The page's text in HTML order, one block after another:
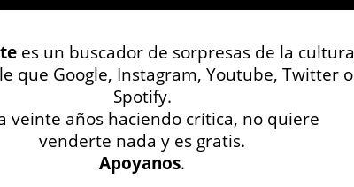
a su propio
Todo es relativo. Pero esto
TEATRO
Rafael Spregelburd
1 SEP, 2008
OP N° 15
es un buscador de sorpresas de la cultura
que Google, Instagram, Youtube, Twitter o
Spotify.
veinte años haciendo crítica, no quiere
venderte nada y es gratis.
Apoyanos.